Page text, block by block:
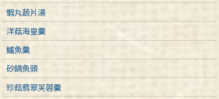
蝦丸蔬片湯
洋菇海皇羹
鱸魚羹
砂鍋魚頭
珍菇翡翠芙蓉羹